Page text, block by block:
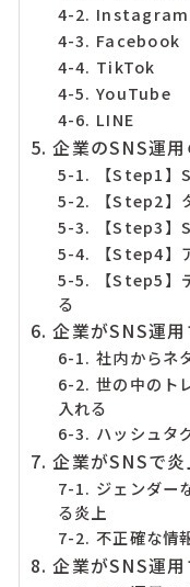
4-2. Instagram
4-3. Facebook
4-4. TikTok
4-5. YouTube
4-6. LINE
5. 企業のSNS運
5-1. 【Step1】
5-2. 【Step2】
5-3. 【Step3】
5-4. 【Step4】
5-5. 【Step5】
る
6. 企業がSNS運
6-1. 社内からネ
6-2. 世の中のト
入れる
6-3. ハッシュタ
7. 企業がSNSで
7-1. ジェンダー
る炎上
7-2. 不正確な情
8. 企業がSNS運